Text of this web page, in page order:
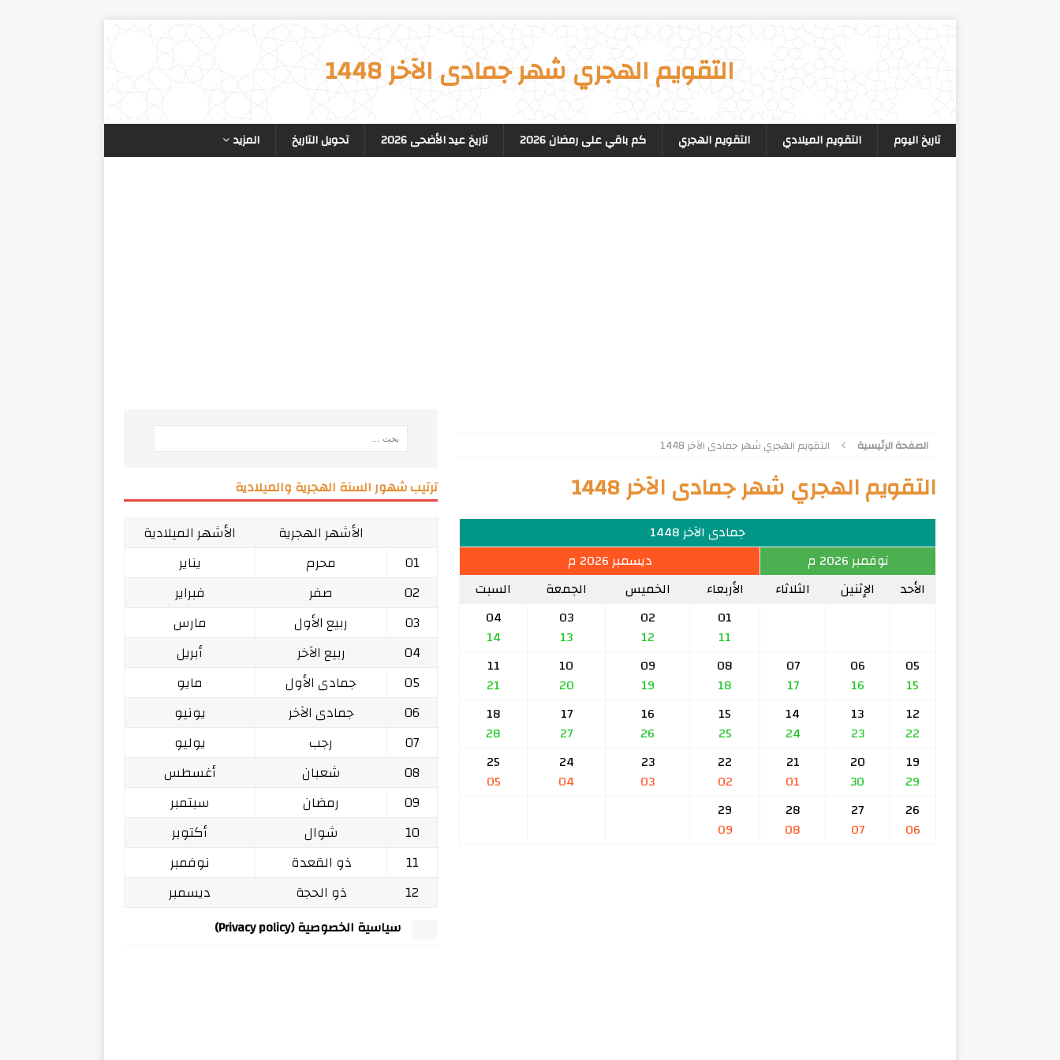
التقويم الهجري شهر جمادى الآخر 1448
تاريخ اليوم التقويم الميلادي التقويم الهجري كم باقي على رمضان 2026 تاريخ عيد الأضحى 2026 تحويل التاريخ المزيد
الصفحة الرئيسية التقويم الهجري شهر جمادى الآخر 1448
التقويم الهجري شهر جمادى الآخر 1448
جمادى الآخر 1448
نوفمبر 2026 م
ديسمبر 2026 م
الأحد
الإثنين الثلاثاء الأربعاء الخميس الجمعة
السبت
01
11
02
12
03
13
04
14
05
15
06
16
07
17
08
18
09
19
10
20
11
21
12
22
13
23
14
24
15
25
16
26
17
27
18
28
19
29
20
30
21
01
22
02
23
03
24
04
25
05
26
06
27
07
28
08
29
09
ترتيب شهور السنة الهجرية والميلادية
الأشهر الهجرية
الأشهر الميلادية
01
محرم
يناير
02
صفر
فبراير
03
ربيع الأول
مارس
04
ربيع الآخر
أبريل
05
جمادى الأول
مايو
06
جمادى الآخر
يونيو
07
رجب
يوليو
08
شعبان
أغسطس
09
رمضان
سبتمبر
10
شوال
أكتوبر
11
ذو القعدة
نوفمبر
12
ذو الحجة ديسمبر
سياسية الخصوصية (Privacy policy)